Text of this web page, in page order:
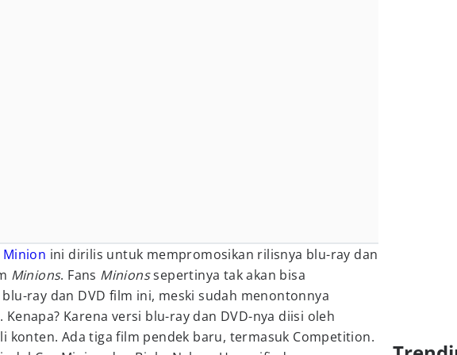
Minion ini dirilis untuk mempromosikan rilisnya blu-ray dan
Minions. Fans Minionssepertinya tak akan bisa
ray dan DVD film ini, meski sudah menontonnya
Kenapa? Karena versi blu-ray dan DVD-nya diisi oleh
konten. Ada tiga film pendek baru, termasuk Competition.